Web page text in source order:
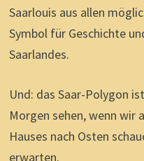
Saarlouis aus allen
Symbol für Geschichte
Saarlandes.
Und: das Saar-Polygon
Morgen sehen, wenn wir
Hauses nach Osten
erwarten.